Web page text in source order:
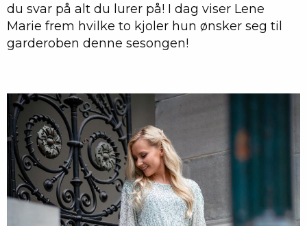
du svar på alt du lurer på! I dag viser Lene
Marie frem hvilke to kjoler hun ønsker seg til
garderoben denne sesongen!